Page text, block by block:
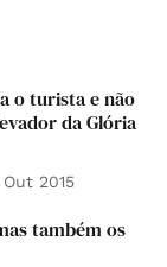
o turista e não
da Glória
2015
também os